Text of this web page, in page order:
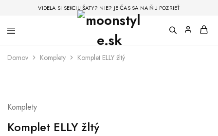
VIDELA SI SEKCIU ŠATY? NIE? JE ČAS SA NA ŇU POZRIEŤ
Domov Komplety Komplet ELLY žltý
Komplety
Komplet ELLY žltý